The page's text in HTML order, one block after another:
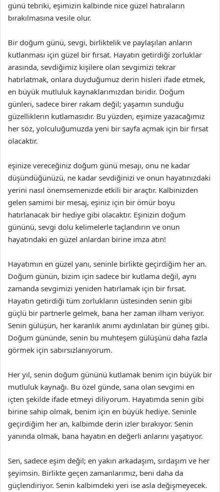
günü tebriki, eşimizin kalbinde nice güzel hatıraların
bırakılmasına vesile olur.
Bir doğum günü, sevgi, birliktelik ve paylaşılan anların
kutlanması için güzel bir fırsat. Hayatın getirdiği zorluklar
arasında, sevdiğimiz kişilere olan sevgimizi tekrar
hatırlatmak, onlara duyduğumuz derin hisleri ifade etmek,
en büyük mutluluk kaynaklarımızdan biridir. Doğum
günleri, sadece birer rakam değil; yaşamın sunduğu
güzelliklerin kutlamasıdır. Bu yüzden, eşimize yazacağımız
her söz, yolculuğumuzda yeni bir sayfa açmak için bir fırsat
olacaktır.
eşinize vereceğiniz doğum günü mesajı, onu ne kadar
düşündüğünüzü, ne kadar sevdiğinizi ve onun hayatınızdaki
yerini nasıl önemsemenizde etkili bir araçtır. Kalbinizden
gelen samimi bir mesaj, eşiniz için bir ömür boyu
hatırlanacak bir hediye gibi olacaktır. Eşinizin doğum
gününü, sevgi dolu kelimelerle taçlandırın ve onun
hayatındaki en güzel anlardan birine imza atın!
Hayatımın en güzel yanı, seninle birlikte geçirdiğim her an.
Doğum günün, bizim için sadece bir kutlama değil, aynı
zamanda sevgimizi yeniden hatırlamak için bir fırsat.
Hayatın getirdiği tüm zorlukların üstesinden senin gibi
güçlü bir partnerle gelmek, bana her zaman ilham veriyor.
Senin gülüşün, her karanlık anımı aydınlatan bir güneş gibi.
Doğum gününde, senin bu muhteşem gülüşünü daha fazla
görmek için sabırsızlanıyorum.
Her yıl, senin doğum gününü kutlamak benim için büyük bir
mutluluk kaynağı. Bu özel günde, sana olan sevgimi en
içten şekilde ifade etmeyi diliyorum. Hayatımda senin gibi
birine sahip olmak, benim için en büyük hediye. Seninle
geçirdiğim her an, kalbimde derin izler bırakıyor. Senin
yanında olmak, bana hayatın en değerli anlarını yaşatıyor.
Sen, sadece eşim değil; en yakın arkadaşım, sırdaşım ve her
şeyimsin. Birlikte geçen zamanlarımız, beni daha da
güçlendiriyor. Senin kalbimdeki yeri ise asla değişmeyecek.